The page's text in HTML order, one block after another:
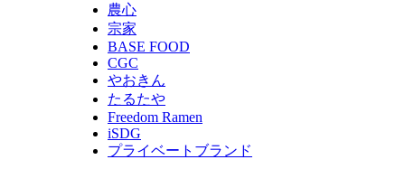
農心
宗家
BASE FOOD
CGC
やおきん
たるたや
Freedom Ramen
iSDG
プライベートブランド